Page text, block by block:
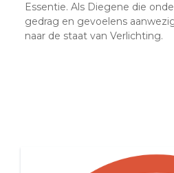
Essentie. Als Diegene die
gedrag en gevoelens
naar de staat van Verlichting.